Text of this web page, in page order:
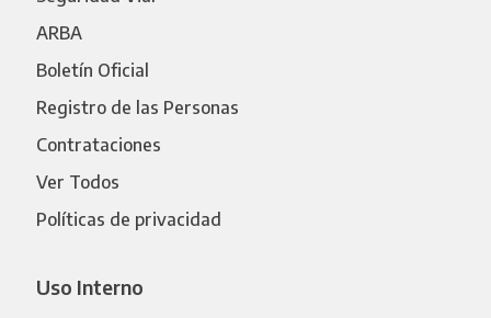
ARBA
Boletín Oficial
Registro de las Personas
Contrataciones
Ver Todos
Políticas de privacidad
Uso Interno